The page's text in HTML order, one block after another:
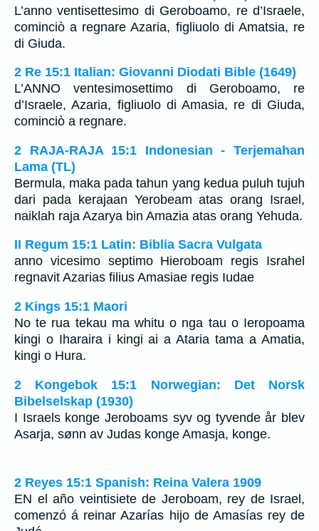
L’anno ventisettesimo di Geroboamo, re d’Israele,
cominciò a regnare Azaria, figliuolo di Amatsia, re
di Giuda.
2 Re 15:1 Italian: Giovanni Diodati Bible (1649)
L’ANNO ventesimosettimo di Geroboamo, re
d’Israele, Azaria, figliuolo di Amasia, re di Giuda,
cominciò a regnare.
2 RAJA-RAJA 15:1 Indonesian - Terjemahan
Lama (TL)
Bermula, maka pada tahun yang kedua puluh tujuh
dari pada kerajaan Yerobeam atas orang Israel,
naiklah raja Azarya bin Amazia atas orang Yehuda.
II Regum 15:1 Latin: Biblia Sacra Vulgata
anno vicesimo septimo Hieroboam regis Israhel
regnavit Azarias filius Amasiae regis Iudae
2 Kings 15:1 Maori
No te rua tekau ma whitu o nga tau o Ieropoama
kingi o Iharaira i kingi ai a Ataria tama a Amatia,
kingi o Hura.
2 Kongebok 15:1 Norwegian: Det Norsk
Bibelselskap (1930)
I Israels konge Jeroboams syv og tyvende år blev
Asarja, sønn av Judas konge Amasja, konge.
2 Reyes 15:1 Spanish: Reina Valera 1909
EN el año veintisiete de Jeroboam, rey de Israel,
comenzó á reinar Azarías hijo de Amasías rey de